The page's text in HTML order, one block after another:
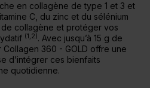
en collagène de type 1 et 3 et
C, du zinc et du sélénium
collagène et protéger vos
(1,2). Avec jusqu’à 15 g de
360 - GOLD offre une
d’intégrer ces bienfaits
quotidienne.